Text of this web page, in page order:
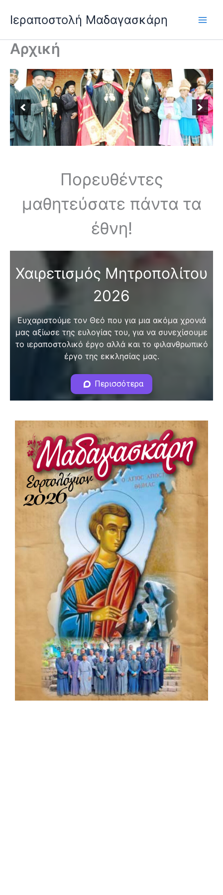
content
Ιεραποστολή Μαδαγασκάρη
Αρχική
Πορευθέντες
μαθητεύσατε πάντα τα
έθνη!
Χαιρετισμός Μητροπολίτου
2026
Eυχαριστούμε τον Θεό που για μια ακόμα χρονιά
μας αξίωσε της ευλογίας του, για να συνεχίσουμε
το ιεραποστολικό έργο αλλά και το φιλανθρωπικό
έργο της εκκλησίας μας.
Περισσότερα